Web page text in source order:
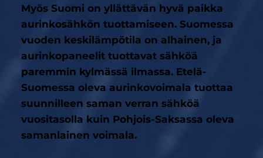
Myös Suomi on yllättävän hyvä paikka
aurinkosähkön tuottamiseen. Suomessa
vuoden keskilämpötila on alhainen, ja
aurinkopaneelit tuottavat sähköä
paremmin kylmässä ilmassa. Etelä-
Suomessa oleva aurinkovoimala tuottaa
suunnilleen saman verran sähköä
vuositasolla kuin Pohjois-Saksassa oleva
samanlainen voimala.